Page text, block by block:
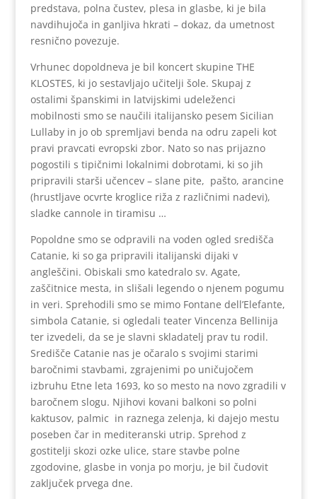
predstava, polna čustev, plesa in glasbe, ki je bila
navdihujoča in ganljiva hkrati – dokaz, da umetnost
resnično povezuje.
Vrhunec dopoldneva je bil koncert skupine THE
KLOSTES, ki jo sestavljajo učitelji šole. Skupaj z
ostalimi španskimi in latvijskimi udeleženci
mobilnosti smo se naučili italijansko pesem Sicilian
Lullaby in jo ob spremljavi benda na odru zapeli kot
pravi pravcati evropski zbor. Nato so nas prijazno
pogostili s tipičnimi lokalnimi dobrotami, ki so jih
pripravili starši učencev – slane pite, pašto, arancine
(hrustljave ocvrte kroglice riža z različnimi nadevi),
sladke cannole in tiramisu …
Popoldne smo se odpravili na voden ogled središča
Catanie, ki so ga pripravili italijanski dijaki v
angleščini. Obiskali smo katedralo sv. Agate,
zaščitnice mesta, in slišali legendo o njenem pogumu
in veri. Sprehodili smo se mimo Fontane dell’Elefante,
simbola Catanie, si ogledali teater Vincenza Bellinija
ter izvedeli, da se je slavni skladatelj prav tu rodil.
Središče Catanie nas je očaralo s svojimi starimi
baročnimi stavbami, zgrajenimi po uničujočem
izbruhu Etne leta 1693, ko so mesto na novo zgradili v
baročnem slogu. Njihovi kovani balkoni so polni
kaktusov, palmic in raznega zelenja, ki dajejo mestu
poseben čar in mediteranski utrip. Sprehod z
gostitelji skozi ozke ulice, stare stavbe polne
zgodovine, glasbe in vonja po morju, je bil čudovit
zaključek prvega dne.